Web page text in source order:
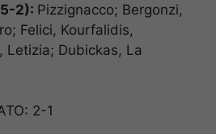
5-2): Pizzignacco; Bergonzi,
Felici, Kourfalidis,
Letizia; Dubickas, La
2-1